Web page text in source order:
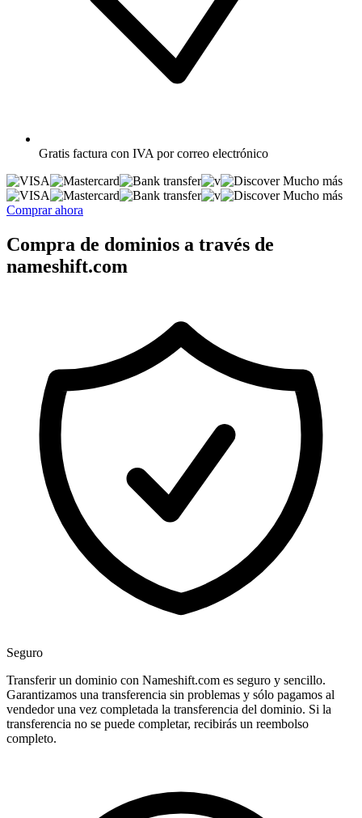
Gratis factura con IVA por correo electrónico
Mucho más
Mucho más
Comprar ahora
Compra de dominios a través de
nameshift.com
Seguro
Transferir un dominio con Nameshift.com es seguro y sencillo.
Garantizamos una transferencia sin problemas y sólo pagamos al
vendedor una vez completada la transferencia del dominio. Si la
transferencia no se puede completar, recibirás un reembolso
completo.